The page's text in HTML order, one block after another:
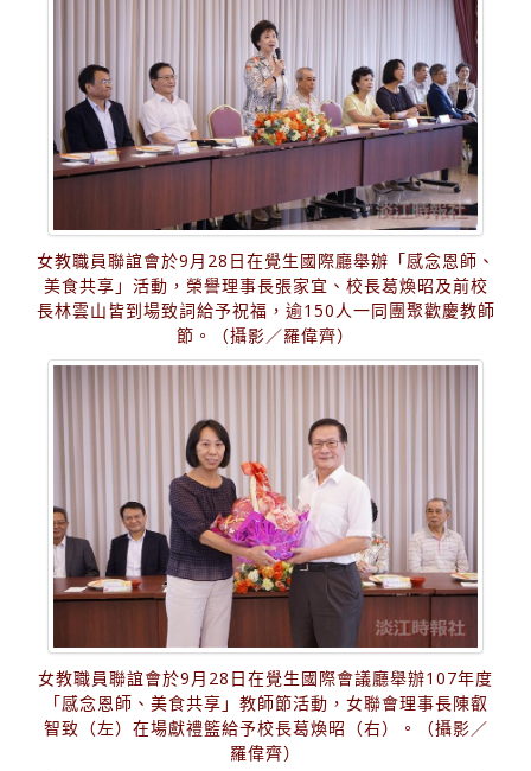
女教職員聯誼會於9月28日在覺生國際廳舉辦「感念恩師、
美食共享」活動，榮譽理事長張家宜、校長葛煥昭及前校
長林雲山皆到場致詞給予祝福，逾150人一同團聚歡慶教師
節。（攝影／羅偉齊）
女教職員聯誼會於9月28日在覺生國際會議廳舉辦107年度
「感念恩師、美食共享」教師節活動，女聯會理事長陳叡
智致（左）在場獻禮籃給予校長葛煥昭（右）。（攝影／
羅偉齊）